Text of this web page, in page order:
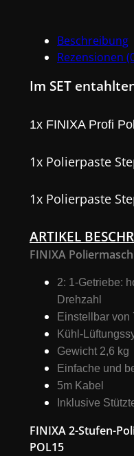
Step1,
Step
Menge
Beschreibung
Rezensionen
Im SET
1x FINIXA Profi
1x Polierpaste
1x Polierpaste
ARTIKEL
FINIXA
2: 1-Getriebe:
Drehzahl
Einstellbar von
Kühl-
Gewicht 2,6 kg
Einfache und
5m Kabel
Inklusive
FINIXA 2-Stufen-
POL15